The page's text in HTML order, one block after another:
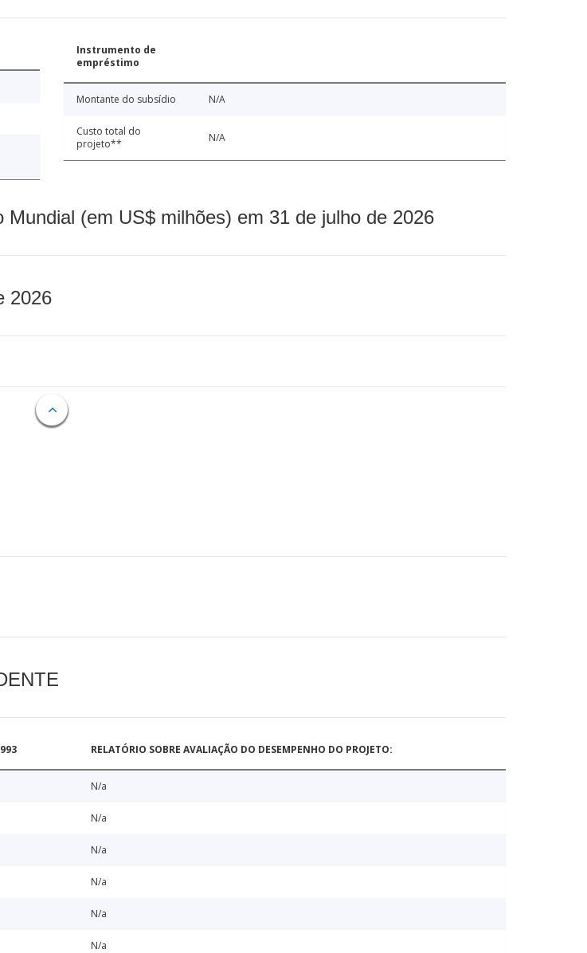
Instrumento de
empréstimo
Montante do subsídio N/A
Custo total do
projeto**
N/A
(em US$ milhões) em 31 de julho de 2026
2026
RELATÓRIO SOBRE AVALIAÇÃO DO DESEMPENHO DO PROJETO:
N/a
N/a
N/a
N/a
N/a
N/a